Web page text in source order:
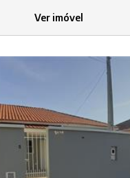
Ver imóvel